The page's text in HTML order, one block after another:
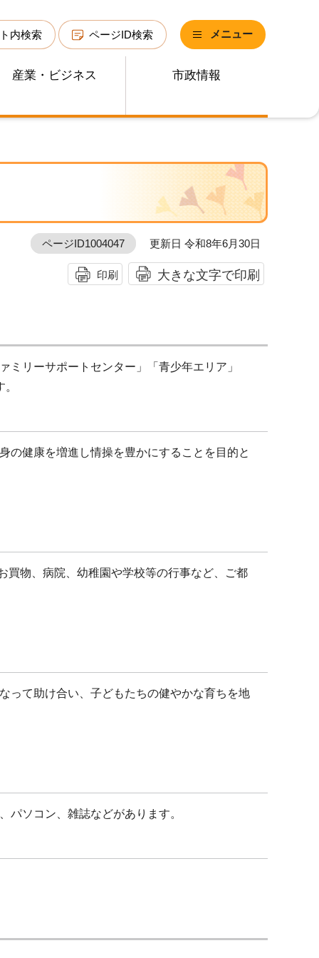
内検索 ページID検索 メニュー
産業・ビジネス 市政情報
ページID1004047 更新日 令和8年6月30日
印刷 大きな文字で印刷
リーサポートセンター」「青少年エリア」
の健康を増進し情操を豊かにすることを目的と
買物、病院、幼稚園や学校等の行事など、ご都
って助け合い、子どもたちの健やかな育ちを地
パソコン、雑誌などがあります。